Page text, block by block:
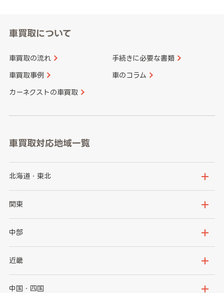
車買取について
車買取の流れ 手続きに必要な書類
車買取事例 車のコラム
カーネクストの車買取
車買取対応地域一覧
北海道・東北
北海道
岩手県
秋田県
関東
茨城県
群馬県
千葉県
中部
新潟県
石川県
近畿
大阪府
中国・四国